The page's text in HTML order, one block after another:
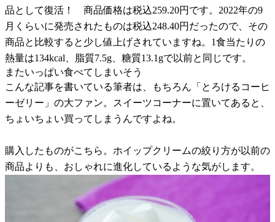
品として復活！ 商品価格は税込259.20円です。2022年の9
月くらいに発売されたものは税込248.40円だったので、その
商品と比較すると少し値上げされていますね。1食当たりの
熱量は134kcal、脂質7.5g、糖質13.1gで以前と同じです。
またいっぱい食べてしまいそう
こんな記事を書いている筆者は、もちろん「とろけるコーヒ
ーゼリー」の大ファン。スイーツコーナーに置いてあると、
ちょいちょい買ってしまうんですよね。
購入したものがこちら。ホイップクリームの絞り方が以前の
商品よりも、おしゃれに進化しているような気がします。